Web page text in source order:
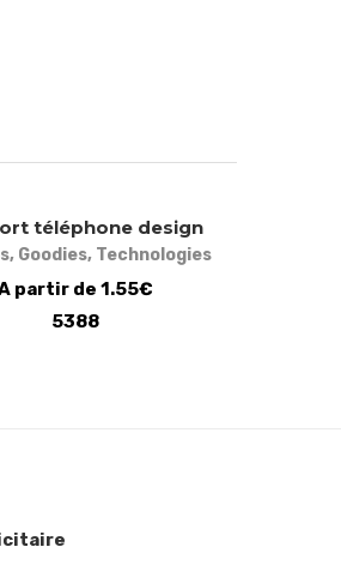
téléphone design
, Goodies, Technologies
partir de 1.55€
5388